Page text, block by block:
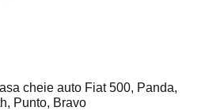
cheie auto Fiat 500, Panda,
Punto, Bravo